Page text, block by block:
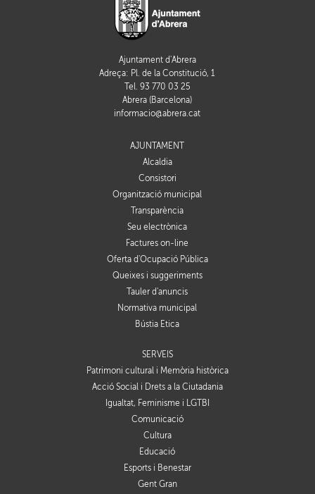
Ajuntament d'Abrera
Adreça: Pl. de la Constitució, 1
Tel. 93 770 03 25
Abrera (Barcelona)
informacio@abrera.cat
AJUNTAMENT
Alcaldia
Consistori
Organització municipal
Transparència
Seu electrònica
Factures on-line
Oferta d'Ocupació Pública
Queixes i suggeriments
Tauler d'anuncis
Normativa municipal
Bústia Ètica
SERVEIS
Patrimoni cultural i Memòria històrica
Acció Social i Drets a la Ciutadania
Igualtat, Feminisme i LGTBI
Comunicació
Cultura
Educació
Esports i Benestar
Gent Gran